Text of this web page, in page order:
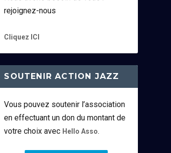
rejoignez-nous
Cliquez ICI
SOUTENIR ACTION JAZZ
Vous pouvez soutenir l’association
en effectuant un don du montant de
votre choix avec Hello Asso.